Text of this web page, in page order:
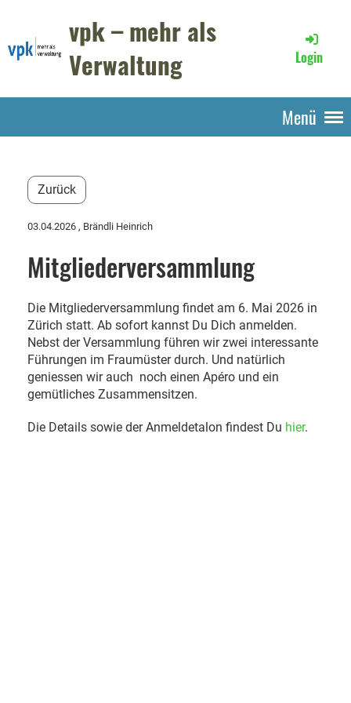
vpk – mehr als
Verwaltung
Login
Menü
Zurück
03.04.2026 , Brändli Heinrich
Mitgliederversammlung
Die Mitgliederversammlung findet am 6. Mai 2026 in
Zürich statt. Ab sofort kannst Du Dich anmelden.
Nebst der Versammlung führen wir zwei interessante
Führungen im Fraumüster durch. Und natürlich
geniessen wir auch noch einen Apéro und ein
gemütliches Zusammensitzen.
Die Details sowie der Anmeldetalon findest Du hier.